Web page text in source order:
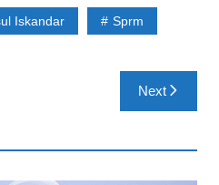
ar
Iskandar Sprm
Next